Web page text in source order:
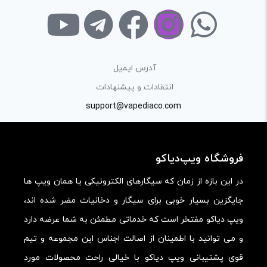
با توجه به ساختار بخش نظرات، از پرسیدن سوال یا درخواست
راهنمایی در این بخش خودداری کرده و سوالات خود را در بخش
آدرس ایمیل
انتقادات و پیشنهادات
support@vapediaco.com
فروشگاه ویپ‌دیاکو
در این بازه از زمان که سیگارهای الکترونیکی یا همان ویپ ها
جایگزین بسیار خوبی برای سیگار و دخانیات مضر شده اند،
ویپ دیاکو مفتخر است که خدماتی مطمئن به شما عرضه دارد
و می توانید با اطمینان از اصالت اجناس این مجموعه و تیم
قوی پشتیبانی ویپ دیاکو با خیالی راحت محصولات مورد